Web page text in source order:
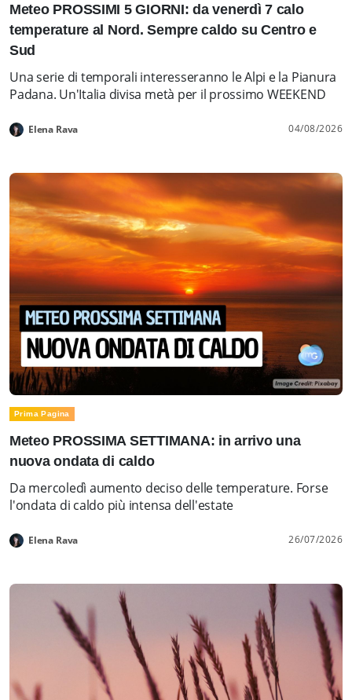
Meteo PROSSIMI 5 GIORNI: da venerdì 7 calo
temperature al Nord. Sempre caldo su Centro e
Sud
Una serie di temporali interesseranno le Alpi e la Pianura
Padana. Un'Italia divisa metà per il prossimo WEEKEND
Elena Rava 04/08/2026
Prima Pagina
Meteo PROSSIMA SETTIMANA: in arrivo una
nuova ondata di caldo
Da mercoledì aumento deciso delle temperature. Forse
l'ondata di caldo più intensa dell'estate
Elena Rava 26/07/2026